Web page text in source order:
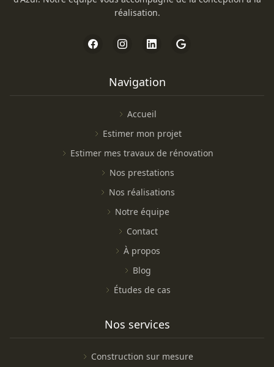
réalisation.
Navigation
Accueil
Estimer mon projet
Estimer mes travaux de rénovation
Nos prestations
Nos réalisations
Notre équipe
Contact
À propos
Blog
Études de cas
Nos services
Construction sur mesure